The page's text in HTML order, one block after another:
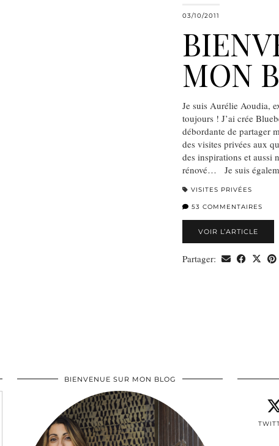
03/10/2011
MON
Je suis Aurélie Aoudia,
toujours ! J’ai crée
débordante de partager
des visites privées aux
des inspirations et aussi
rénové… Je suis
VISITES PRIVÉES
53 COMMENTAIRES
VOIR L’ARTICLE
Partager:
BIENVENUE SUR MON BLOG